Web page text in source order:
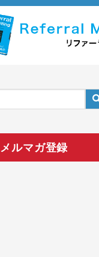
メルマガ登録